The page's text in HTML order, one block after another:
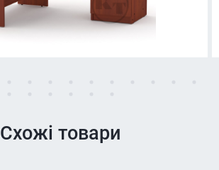
Схожі товари